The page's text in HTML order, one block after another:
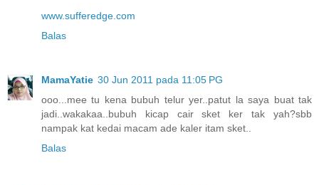
www.sufferedge.com
Balas
MamaYatie 30 Jun 2011 pada 11:05 PG
ooo...mee tu kena bubuh telur yer..patut la saya buat tak
jadi..wakakaa..bubuh kicap cair sket ker tak yah?sbb
nampak kat kedai macam ade kaler itam sket..
Balas